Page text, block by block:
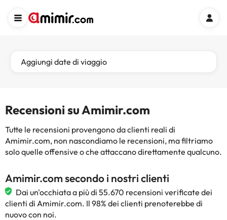
Aggiungi date di viaggio
Recensioni su Amimir.com
Tutte le recensioni provengono da clienti reali di
Amimir.com, non nascondiamo le recensioni, ma filtriamo
solo quelle offensive o che attaccano direttamente qualcuno.
Amimir.com secondo i nostri clienti
Dai un'occhiata a più di 55.670 recensioni verificate dei
clienti di Amimir.com. Il 98% dei clienti prenoterebbe di
nuovo con noi.